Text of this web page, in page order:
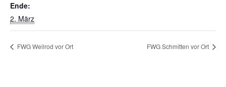
Ende:
2. März
FWG Weilrod vor Ort FWG Schmitten vor Ort